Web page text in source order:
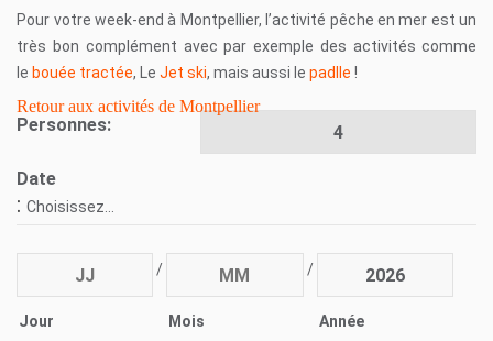
Pour votre week-end à Montpellier, l’activité pêche en mer est un
très bon complément avec par exemple des activités comme
le bouée tractée, LeJet ski, mais aussi lepadlle !
Retour aux activités de Montpellier
Personnes:
Date
:Choisissez...
Jour
/
Mois
/
Année